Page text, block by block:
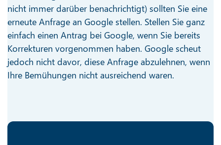
nicht immer darüber benachrichtigt) sollten Sie eine
erneute Anfrage an Google stellen. Stellen Sie ganz
einfach einen Antrag bei Google, wenn Sie bereits
Korrekturen vorgenommen haben. Google scheut
jedoch nicht davor, diese Anfrage abzulehnen, wenn
Ihre Bemühungen nicht ausreichend waren.